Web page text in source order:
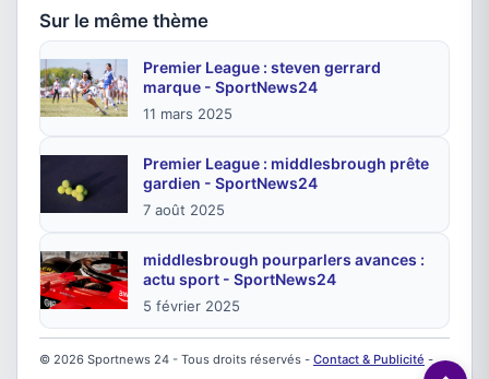
Sur le même thème
Premier League : steven gerrard
marque - SportNews24
11 mars 2025
Premier League : middlesbrough prête
gardien - SportNews24
7 août 2025
middlesbrough pourparlers avances :
actu sport - SportNews24
5 février 2025
© 2026 Sportnews 24 - Tous droits réservés - Contact & Publicité -